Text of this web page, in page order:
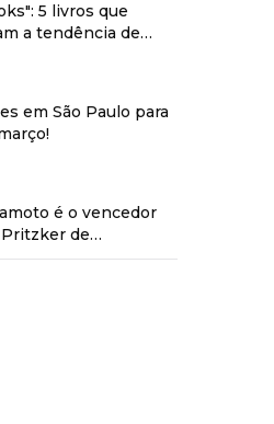
5 livros que
a tendência de
em São Paulo para
é o vencedor
de
2024